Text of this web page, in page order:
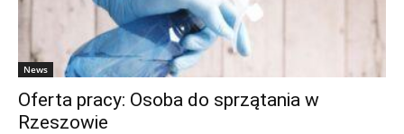
News
Oferta pracy: Osoba do sprzątania w
Rzeszowie